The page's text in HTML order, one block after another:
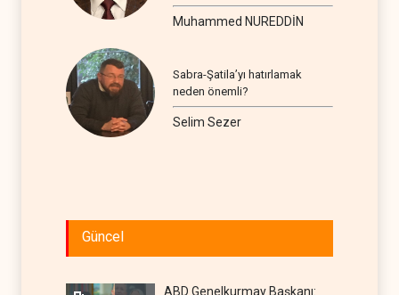
seyir
Muhammed NUREDDİN
Sabra-Şatila’yı hatırlamak
neden önemli?
Selim Sezer
Güncel
ABD Genelkurmay Başkanı: